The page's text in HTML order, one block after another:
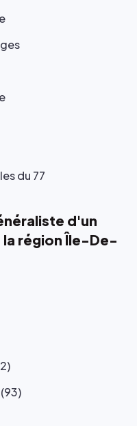
du 77
d'un
région Île-De-